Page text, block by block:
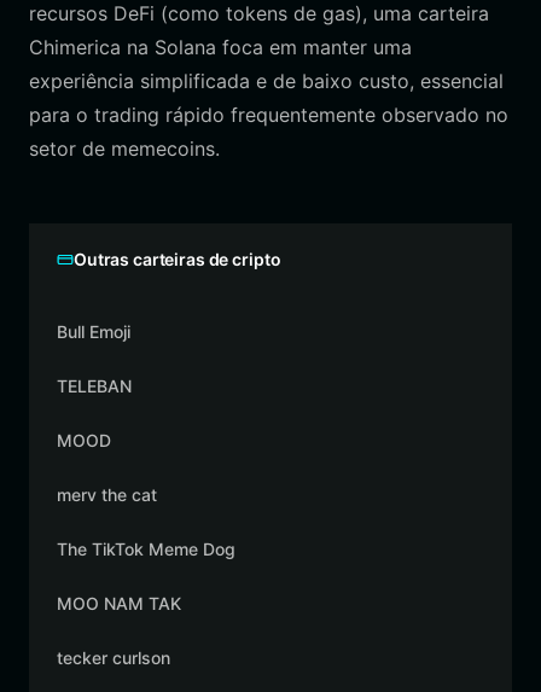
recursos DeFi (como tokens de gas), uma carteira
Chimerica na Solana foca em manter uma
experiência simplificada e de baixo custo, essencial
para o trading rápido frequentemente observado no
setor de memecoins.
Outras carteiras de cripto
Bull Emoji
TELEBAN
MOOD
merv the cat
The TikTok Meme Dog
MOO NAM TAK
tecker curlson